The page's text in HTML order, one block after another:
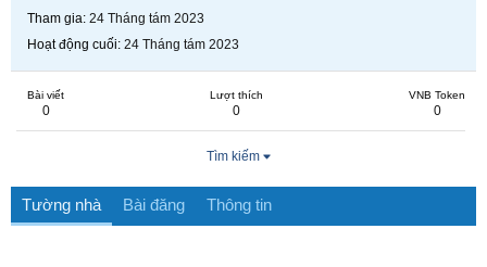
Tham gia 24 Tháng tám 2023
Hoạt động cuối 24 Tháng tám 2023
Bài viết
0
Lượt thích
0
VNB Token
0
Tìm kiếm
Tường nhà Bài đăng Thông tin